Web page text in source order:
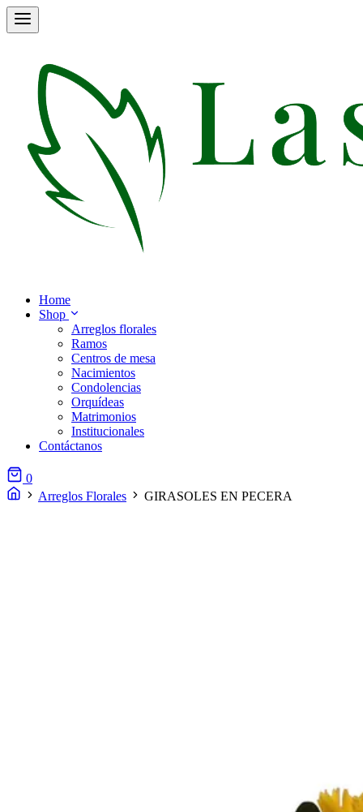
Home
Shop
Arreglos florales
Ramos
Centros de mesa
Nacimientos
Condolencias
Orquídeas
Matrimonios
Institucionales
Contáctanos
0
Arreglos Florales
GIRASOLES EN PECERA